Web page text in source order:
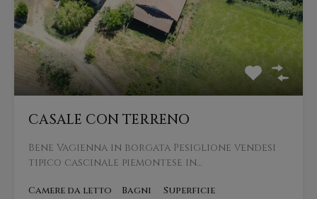
CASALE CON TERRENO
Bene Vagienna in borgata Pesiglione vendesi
tipico cascinale piemontese in…
Camere da letto
Bagni
Superficie